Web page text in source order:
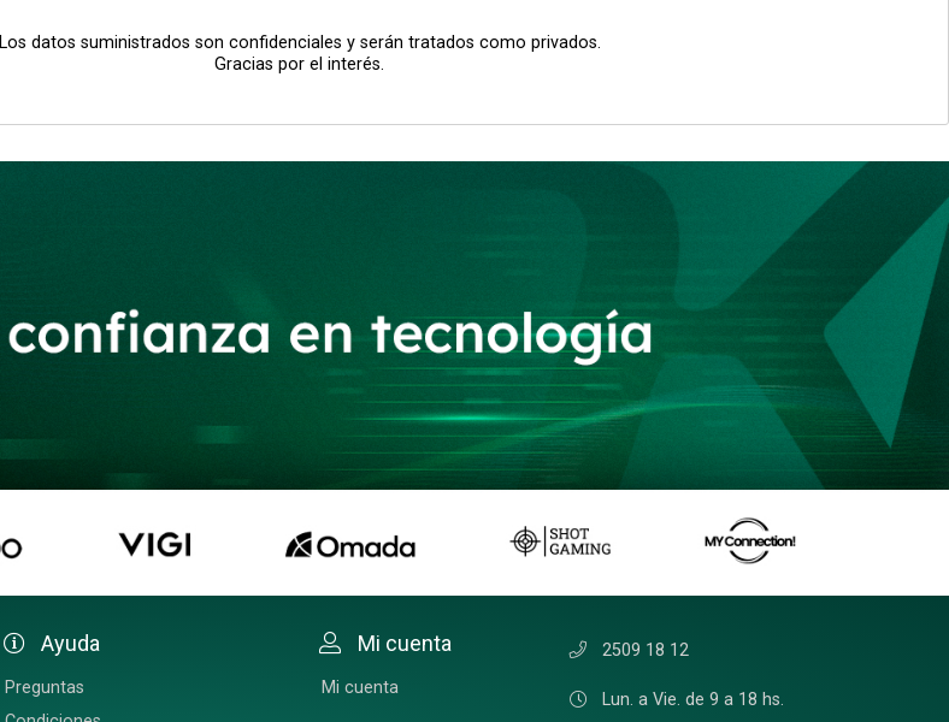
Los datos suministrados son confidenciales y serán tratados como privados.
Gracias por el interés.
Ayuda
Preguntas
Mi cuenta
Mi cuenta
2509 18 12
Lun. a Vie. de 9 a 18 hs.